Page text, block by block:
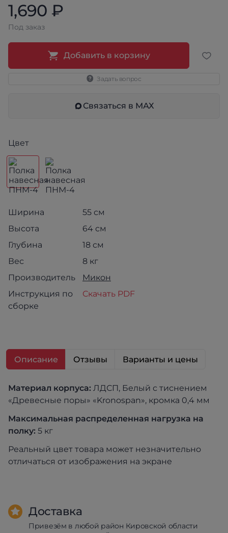
1,690 ₽
Под заказ
Добавить в корзину
Задать вопрос
Связаться в МАХ
Цвет
Ширина
55 см
Высота
64 см
Глубина
18 см
Вес
8 кг
Производитель
Микон
Инструкция по
сборке
Скачать PDF
Описание Отзывы Варианты и цены
Материал корпуса: ЛДСП, Белый с тиснением
«Древесные поры» «Kronospan», кромка 0,4 мм
Максимальная распределенная нагрузка на
полку: 5 кг
Реальный цвет товара может незначительно
отличаться от изображения на экране
Доставка
Привезём в любой район Кировской области